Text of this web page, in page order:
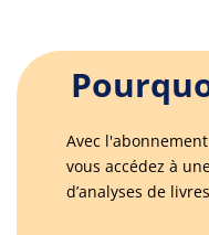
Avec
vous accédez à
d’analyses de